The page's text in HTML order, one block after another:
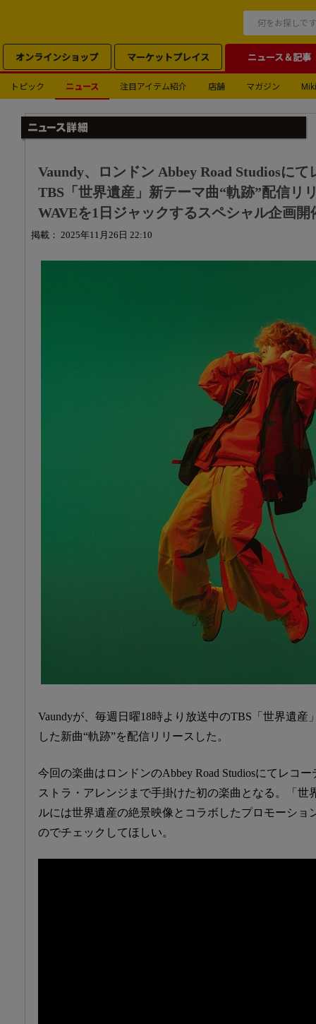
オンラインショップ マーケットプレイス ニュース＆記事
トピック ニュース 注目アイテム紹介 店舗 マガジン
Vaundy、ロンドン Abbey Road Studiosに
TBS「世界遺産」新テーマ曲“軌跡”配信リ
WAVEを1日ジャックするスペシャル企画開
掲載： 2025年11月26日 22:10
Vaundyが、毎週日曜18時より放送中のTBS「世界遺産
した新曲“軌跡”を配信リリースした。
今回の楽曲はロンドンのAbbey Road Studiosにてレコ
ストラ・アレンジまで手掛けた初の楽曲となる。「世
ルには世界遺産の絶景映像とコラボしたプロモーショ
のでチェックしてほしい。